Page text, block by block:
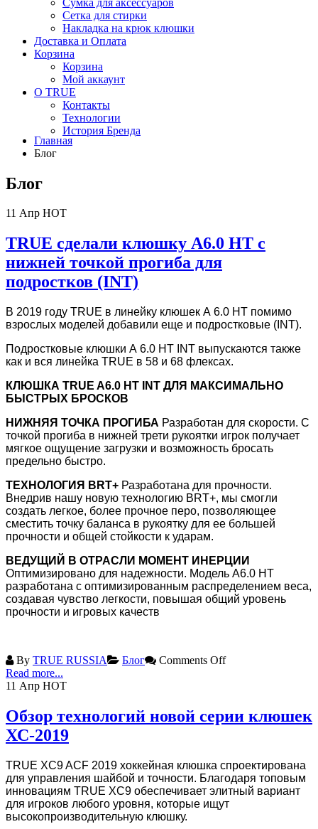
Сетка для стирки
Накладка на крюк клюшки
Доставка и Оплата
Корзина
Корзина
Мой аккаунт
О TRUE
Контакты
Технологии
История Бренда
Главная
Блог
Блог
11 Апр HOT
TRUE сделали клюшку А6.0 HT с
нижней точкой прогиба для
подростков (INT)
В 2019 году TRUE в линейку клюшек А 6.0 HT помимо
взрослых моделей добавили еще и подростковые (INT).
Подростковые клюшки А 6.0 HT INT выпускаются также
как и вся линейка TRUE в 58 и 68 флексах.
КЛЮШКА TRUE A6.0 HT INT ДЛЯ МАКСИМАЛЬНО
БЫСТРЫХ БРОСКОВ
НИЖНЯЯ ТОЧКА ПРОГИБА Разработан для скорости. С
точкой прогиба в нижней трети рукоятки игрок получает
мягкое ощущение загрузки и возможность бросать
предельно быстро.
ТЕХНОЛОГИЯ BRT+ Разработана для прочности.
Внедрив нашу новую технологию BRT+, мы смогли
создать легкое, более прочное перо, позволяющее
сместить точку баланса в рукоятку для ее большей
прочности и общей стойкости к ударам.
ВЕДУЩИЙ В ОТРАСЛИ МОМЕНТ ИНЕРЦИИ
Оптимизировано для надежности. Модель A6.0 HT
разработана с оптимизированным распределением веса,
создавая чувство легкости, повышая общий уровень
прочности и игровых качеств
By TRUE RUSSIA Блог
Comments Off
Read more...
11 Апр HOT
Обзор технологий новой серии клюшек
ХС-2019
TRUE XC9 ACF 2019 хоккейная клюшка спроектирована
для управления шайбой и точности. Благодаря топовым
инновациям TRUE XC9 обеспечивает элитный вариант
для игроков любого уровня, которые ищут
высокопроизводительную клюшку.